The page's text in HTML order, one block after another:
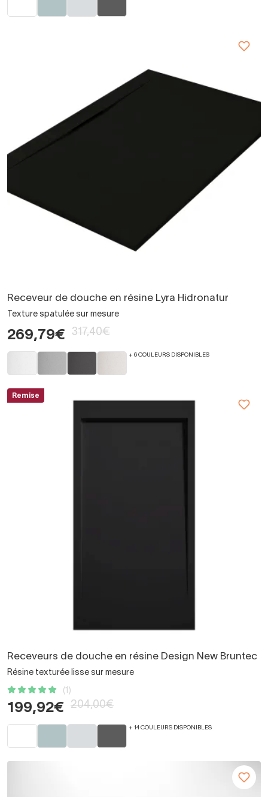
Receveur de douche en résine Lyra Hidronatur
Texture spatulée sur mesure
269,79€ 317,40€
+ 6 COULEURS DISPONIBLES
Remise
Receveurs de douche en résine Design New Bruntec
Résine texturée lisse sur mesure
(1)
199,92€ 204,00€
+ 14 COULEURS DISPONIBLES